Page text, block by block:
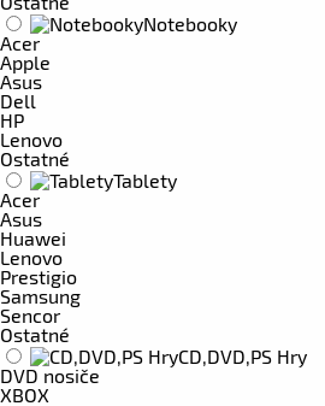
Notebooky
Acer
Apple
Asus
Dell
HP
Lenovo
Ostatné
Tablety
Acer
Asus
Huawei
Lenovo
Prestigio
Samsung
Sencor
Ostatné
CD,DVD,PS Hry
DVD nosiče
XBOX